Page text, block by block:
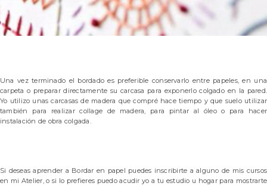
Una vez terminado el bordado es preferible conservarlo entre papeles, en una
carpeta o preparar directamente su carcasa para exponerlo colgado en la pared.
Yo utilizo unas carcasas de madera que compré hace tiempo y que suelo utilizar
también para realizar collage de madera, para pintar al óleo o para hacer
instalación de obra colgada.
Si deseas aprender a Bordar en papel puedes inscribirte a alguno de mis cursos
en mi Atelier, o si lo prefieres puedo acudir yo a tu estudio u hogar para mostrarte